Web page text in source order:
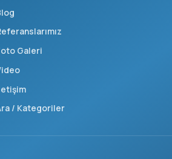
Galeri
/ Kategoriler